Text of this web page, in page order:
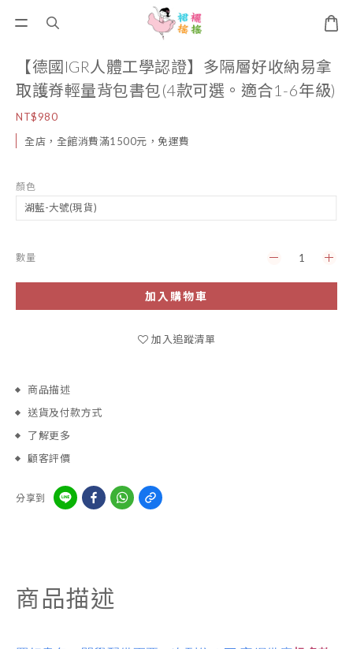
【德國IGR人體工學認證】多隔層好收納易拿
取護脊輕量背包書包(4款可選。適合1-6年級)
NT$980
全店，全館消費滿1500元，免運費
顏色
數量
加入購物車
加入追蹤清單
商品描述
送貨及付款方式
了解更多
顧客評價
分享到
商品描述